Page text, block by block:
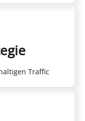
Traffic